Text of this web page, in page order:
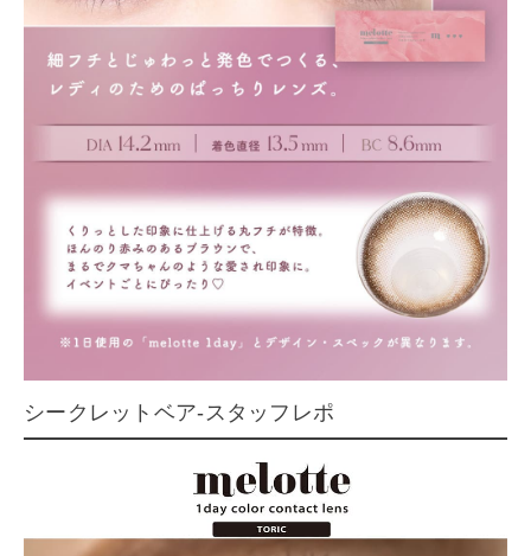
シークレットベア-スタッフレポ